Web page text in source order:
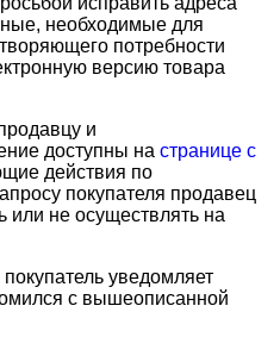
необходимые для
потребности
версию товара
и
доступны на странице с
действия по
покупателя продавец
или не осуществлять на
уведомляет
с вышеописанной